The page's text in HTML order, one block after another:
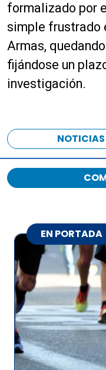
d
e
a
u
d
i
formalizado por
simple frustrado
Armas,
fijándose un
investigación.
EN PORTADA